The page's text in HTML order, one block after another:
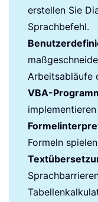
erstellen Sie
Sprachbefehl.
Arbeitsabläufe
VBA-
Formeln